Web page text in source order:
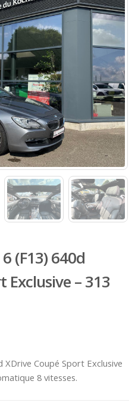
6 (F13) 640d
Exclusive – 313
XDrive Coupé Sport Exclusive
8 vitesses.